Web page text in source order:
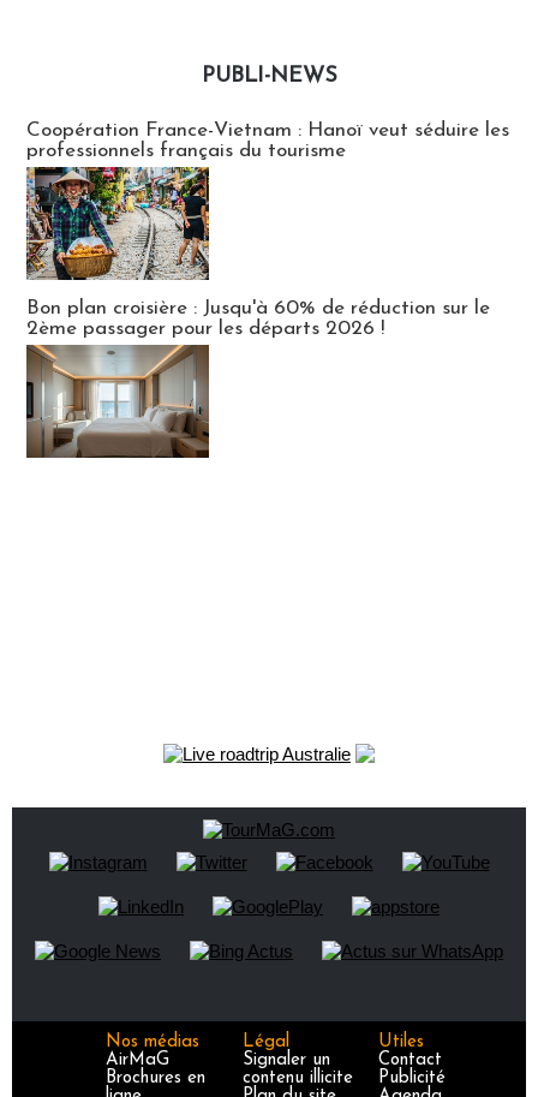
PUBLI-NEWS
Coopération France-Vietnam : Hanoï veut séduire les
professionnels français du tourisme
Bon plan croisière : Jusqu'à 60% de réduction sur le
2ème passager pour les départs 2026 !
Nos médias
AirMaG
Brochures en
Légal
Signaler un
contenu illicite
Utiles
Contact
Publicité